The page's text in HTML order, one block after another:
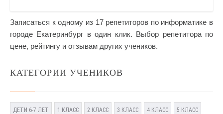
Записаться к одному из 17 репетиторов по информатике в
городе Екатеринбург в один клик. Выбор репетитора по
цене, рейтингу и отзывам других учеников.
КАТЕГОРИИ УЧЕНИКОВ
ДЕТИ 6-7 ЛЕТ 1 КЛАСС 2 КЛАСС 3 КЛАСС 4 КЛАСС 5 КЛАСС